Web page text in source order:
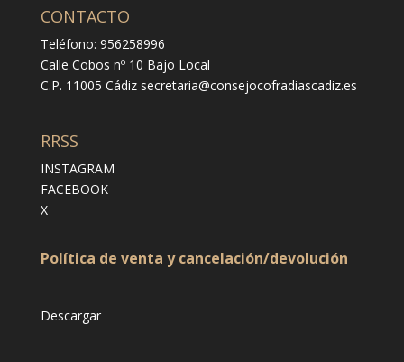
CONTACTO
Teléfono: 956258996
Calle Cobos nº 10 Bajo Local
C.P. 11005 Cádiz secretaria@consejocofradiascadiz.es
RRSS
INSTAGRAM
FACEBOOK
X
Política de venta y cancelación/devolución
Descargar